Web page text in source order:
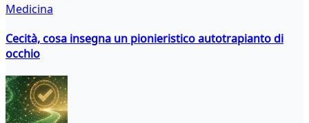
Medicina
Cecità, cosa insegna un pionieristico autotrapianto di
occhio